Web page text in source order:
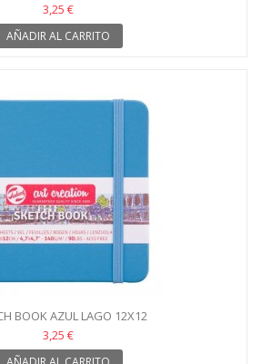
3,25 €
AÑADIR AL CARRITO
BOOK AZUL LAGO 12X12
3,25 €